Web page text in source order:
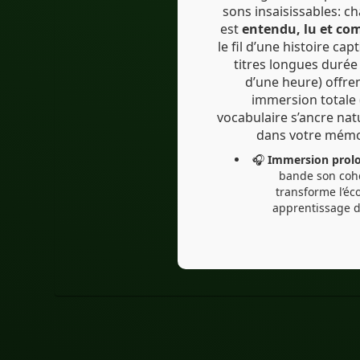
sons insaisissables:
estentendu, lu et
le fil d’une histoire
titres longues durée (autour
d’une heure)
immersion totale
vocabulaire s’ancre
dans votre
🎧Immersion
bande son
transforme
apprentissage